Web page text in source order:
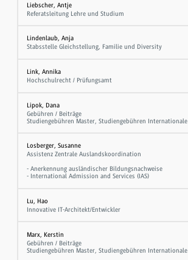
Liebscher, Antje
Referatsleitung Lehre und Studium
Lindenlaub, Anja
Stabsstelle Gleichstellung, Familie und Diversity
Link, Annika
Hochschulrecht / Prüfungsamt
Lipok, Dana
Gebühren / Beiträge
Studiengebühren Master, Studiengebühren Internationale
Losberger, Susanne
Assistenz Zentrale Auslandskoordination
- Anerkennung ausländischer Bildungsnachweise
- International Admission and Services (IAS)
Lu, Hao
Innovative IT-Architekt/Entwickler
Marx, Kerstin
Gebühren / Beiträge
Studiengebühren Master, Studiengebühren Internationale